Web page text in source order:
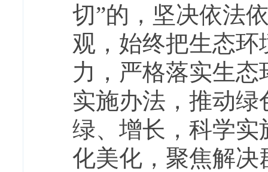
切”的，坚决依法
观， 始终把生态环
力，严格落实生
实施办法，推动
绿、增长，科学
化美化，聚焦解